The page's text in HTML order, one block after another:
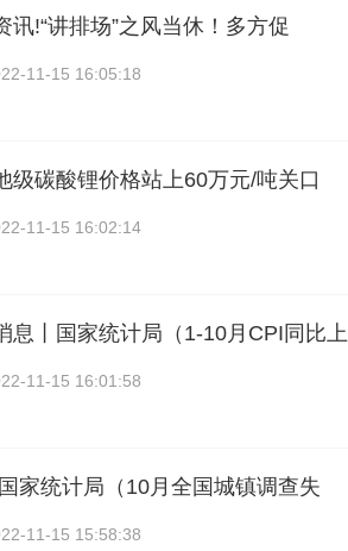
讯!“讲排场”之风当休！多方促
11-15 16:05:18
级碳酸锂价格站上60万元/吨关口
11-15 16:02:14
息丨国家统计局（1-10月CPI同比上
11-15 16:01:58
家统计局（10月全国城镇调查失
11-15 15:58:38